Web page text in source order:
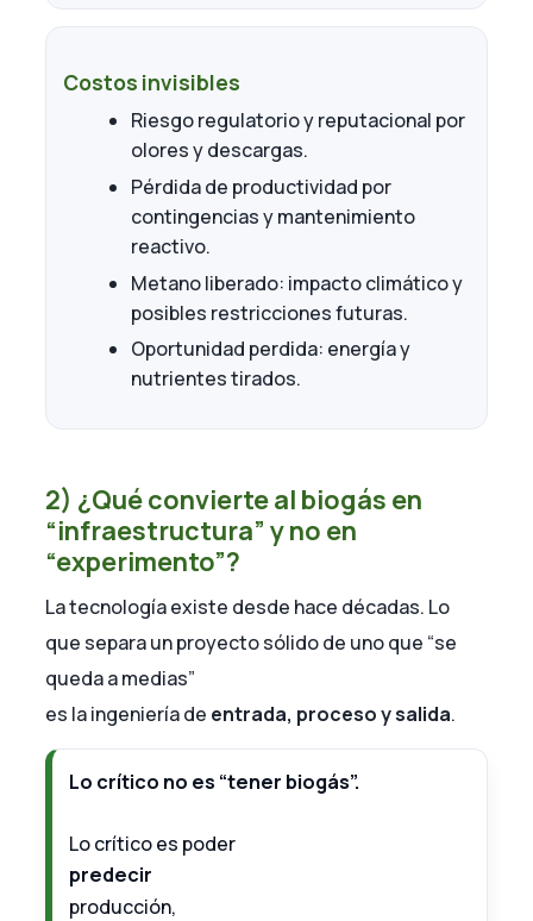
Costos invisibles
Riesgo regulatorio y reputacional por
olores y descargas.
Pérdida de productividad por
contingencias y mantenimiento
reactivo.
Metano liberado: impacto climático y
posibles restricciones futuras.
Oportunidad perdida: energía y
nutrientes tirados.
2) ¿Qué convierte al biogás en
“infraestructura” y no en
“experimento”?
La tecnología existe desde hace décadas. Lo
que separa un proyecto sólido de uno que “se
queda a medias”
es la ingeniería de entrada, proceso y salida.
Lo crítico no es “tener biogás”.
Lo crítico es poder
predecir
producción,